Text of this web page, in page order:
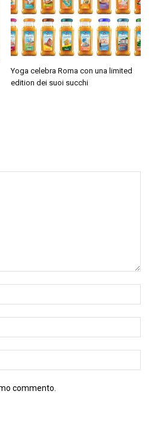
Yoga celebra Roma con una limited
edition dei suoi succhi
commento.